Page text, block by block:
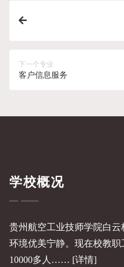
下一个专业
客户信息服务
学校概况
贵州航空工业技师学院白云
环境优美宁静。现在校教职
10000多人…… [详情]